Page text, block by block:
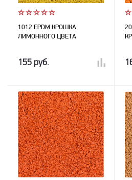
1012 EPDM КРОШКА
ЛИМОННОГО ЦВЕТА
155 руб.